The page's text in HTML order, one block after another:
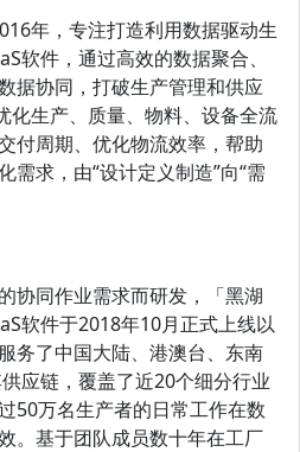
年，专注打造利用数据驱动生
软件，通过高效的数据聚合、
据协同，打破生产管理和供应
化生产、质量、物料、设备全流
付周期、优化物流效率，帮助
需求，由“设计定义制造”向“需
同作业需求而研发，「黑湖
软件于2018年10月正式上线以
务了中国大陆、港澳台、东南
应链，覆盖了近20个细分行业
50万名生产者的日常工作在数
。基于团队成员数十年在工厂